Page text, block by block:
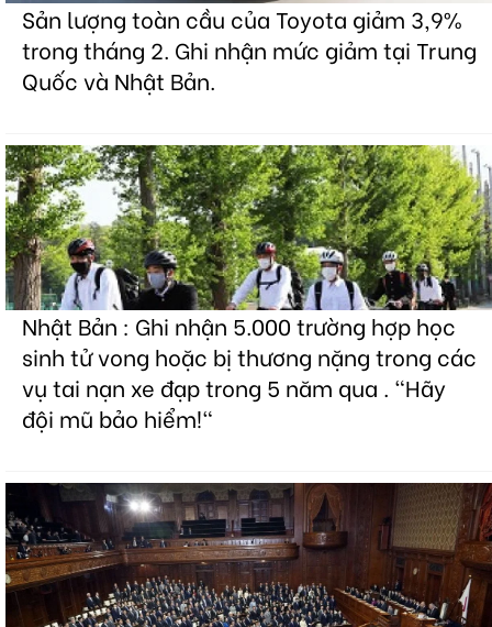
Sản lượng toàn cầu của Toyota giảm 3,9%
trong tháng 2. Ghi nhận mức giảm tại Trung
Quốc và Nhật Bản.
Nhật Bản : Ghi nhận 5.000 trường hợp học
sinh tử vong hoặc bị thương nặng trong các
vụ tai nạn xe đạp trong 5 năm qua . "Hãy
đội mũ bảo hiểm!"